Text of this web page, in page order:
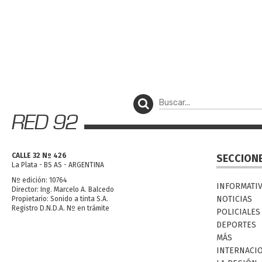
CALLE 32 Nº 426
La Plata - BS AS - ARGENTINA
Nº edición: 10764
Director: Ing. Marcelo A. Balcedo
Propietario: Sonido a tinta S.A.
Registro D.N.D.A. Nº en trámite
NOTICIAS
POLICIALES
DEPORTES
MÁS